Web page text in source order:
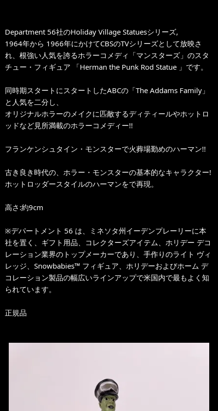
Department 56社のHoliday Village Statuesシリーズ,
1964年から 1966年にかけてCBSのTVシリーズとして放映さ
れ、根強い人気を誇るホラーコメディ「マンスターズ」のスタ
チュー・フィギュア 「Herman the Punk Rod Statue 」です。
同時期スタートにスタートしたABCの「The Addams Family」
と人気を二分し、
オリジナルホラーのメイクに匹敵するディティールやホットロ
ッドなど見所満載のホラーコメディー!!
フランケンシュタイン・モンスターで火葬場勤めのハーマン!!
古き良き時代の、ホラー・モンスターの基本的なキャラクター!
ホットロッダースタイルのハーマンをで再現。
高さ:約9cm
※デパートメント 56 は、ミネソタ州イーデンプレーリーに本
社を置く、ギフト用品、コレクターズアイテム、ホリデー デコ
レーション業界のトップメーカーであり、手作りのライト ヴィ
レッジ、Snowbabies™ フィギュア、ホリデーおよびホーム デ
コレーション製品の幅広いラインアップで米国内で最もよく知
られています。
正規品